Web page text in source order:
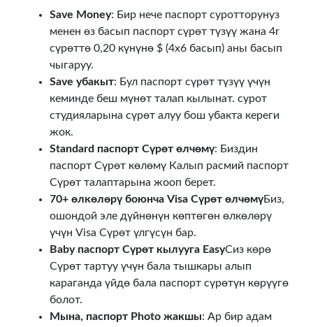
Save Money: Бир нече паспорт суротторунуз
менен өз басып паспорт сүрөт түзүү жана 4r
сүрөттө 0,20 күнүнө $ (4x6 басып) аны басып
чыгаруу.
Save убакыт: Бул паспорт сүрөт түзүү үчүн
кеминде беш мүнөт талап кылынат. сурот
студияларына сүрөт алуу бош убакта кереги
жок.
Standard паспорт Сүрөт өлчөмү: Биздин
паспорт Сүрөт көлөмү Калып расмий паспорт
Сүрөт талаптарына жооп берет.
70+ өлкөлөрү боюнча Visa Сүрөт өлчөмүБиз,
ошондой эле дүйнөнүн көптөгөн өлкөлөрү
үчүн Visa Сүрөт үлгүсүн бар.
Baby паспорт Сүрөт кылууга EasyСиз көрө
Сүрөт тартуу үчүн бала тышкары алып
караганда үйдө бала паспорт сүрөтүн көрүүгө
болот.
Мына, паспорт Photo жакшы: Ар бир адам